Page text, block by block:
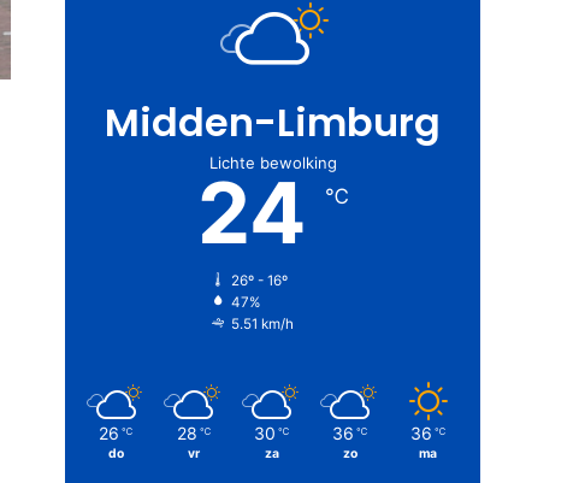
Midden-Limburg
Lichte bewolking
24 ℃
26º - 16º
47%
5.51 km/h
26 ℃
do
28 ℃
vr
30 ℃
za
36 ℃
zo
36 ℃
ma